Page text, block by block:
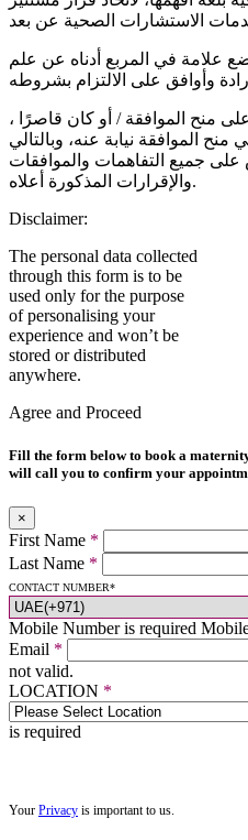
علامة في المربع أدناه عن علم
منح الموافقة / أو كان قاصرًا ،
الموافقة نيابة عنه، وبالتالي
جميع التفاهمات والموافقات
والإقرارات المذكورة أعلاه.
Disclaimer:
The personal data collected
through this form is to be
used only for the purpose
of personalising your
experience and won’t be
stored or distributed
anywhere.
Agree and Proceed
Fill the form below to book a
will call you to confirm your
×
First Name *
Last Name *
CONTACT NUMBER*
Mobile Number is required
Email *
not valid.
LOCATION *
is required
Your Privacy is important to us.